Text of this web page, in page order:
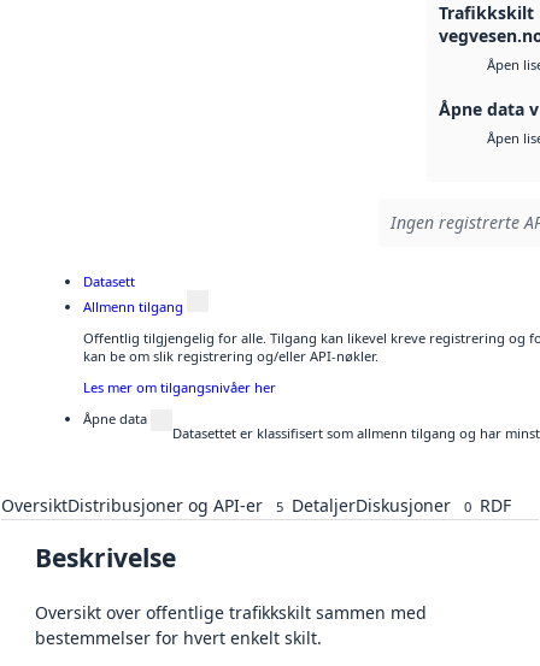
Trafikkskilt
Åpen
Åpne data
Åpen
Ingen registrerte
Datasett
Allmenn tilgang
Offentlig tilgjengelig for alle. Tilgang kan likevel kreve registrering og
kan be om slik registrering og/eller API-nøkler.
Les mer om tilgangsnivåer her
Åpne data
Datasettet er klassifisert som allmenn tilgang og har
OversiktDistribusjoner og API-er 5 DetaljerDiskusjoner 0 RDF
Beskrivelse
Oversikt over offentlige trafikkskilt sammen med
bestemmelser for hvert enkelt skilt.